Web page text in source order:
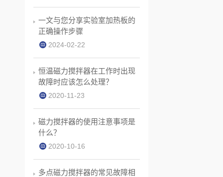
一文与您分享实验室加热板的
正确操作步骤
2024-02-22
恒温磁力搅拌器在工作时出现
故障时应该怎么处理？
2020-11-23
磁力搅拌器的使用注意事项是
什么？
2020-10-16
多点磁力搅拌器的常见故障相